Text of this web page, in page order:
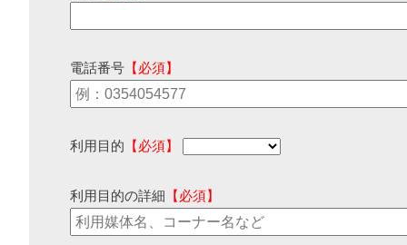
電話番号 【必須】
利用目的 【必須】
利用目的の詳細 【必須】